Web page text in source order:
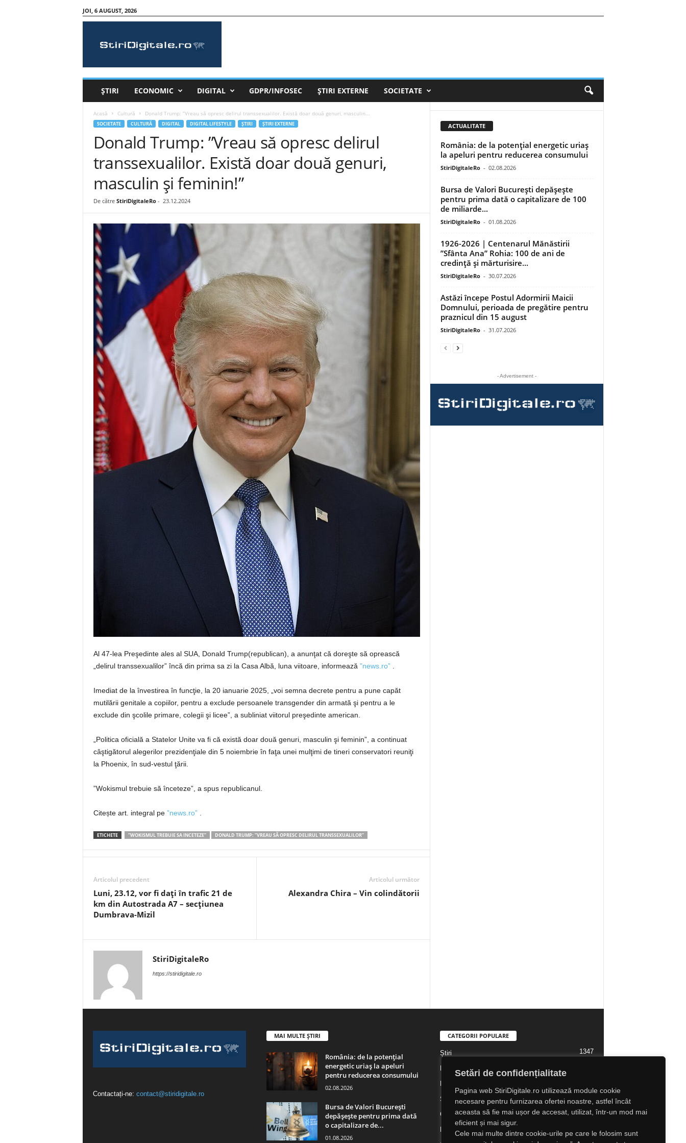
Setări de confidențialitate
Pagina web StiriDigitale.ro utilizează module cookie
necesare pentru furnizarea ofertei noastre, astfel încât
aceasta să fie mai ușor de accesat, utilizat, într-un mod mai
eficient și mai sigur.
Cele mai multe dintre cookie-urile pe care le folosim sunt
JOI, 6 AUGUST, 2026
S
ȘTIRI ECONOMIC DIGITAL GDPR/INFOSEC ȘTIRI EXTERNE SOCIETATE
Acasă Cultură Donald Trump: ”Vreau să opresc delirul transsexualilor. Există doar două genuri, masculin...
SOCIETATE CULTURĂ DIGITAL DIGITAL LIFESTYLE ȘTIRI ȘTIRI EXTERNE
Donald Trump: ”Vreau să opresc delirul
transsexualilor. Există doar două genuri,
masculin şi feminin!”
De către StiriDigitaleRo- 23.12.2024
Al 47-lea Preşedinte ales al SUA, Donald Trump(republican), a anunţat că doreşte să oprească
„delirul transsexualilor” încă din prima sa zi la Casa Albă, luna viitoare, informează ”news.ro”.
Imediat de la învestirea în funcţie, la 20 ianuarie 2025, „voi semna decrete pentru a pune capăt
mutilării genitale a copiilor, pentru a exclude persoanele transgender din armată şi pentru a le
exclude din şcolile primare, colegii şi licee”, a subliniat viitorul preşedinte american.
„Politica oficială a Statelor Unite va fi că există doar două genuri, masculin şi feminin”, a continuat
câştigătorul alegerilor prezidenţiale din 5 noiembrie în faţa unei mulţimi de tineri conservatori reuniţi
la Phoenix, în sud-vestul ţării.
”Wokismul trebuie să înceteze”, a spus republicanul.
Citește art. integral pe ”news.ro”.
ETICHETE ”WOKISMUL TREBUIE SA INCETEZE” DONALD TRUMP: ”VREAU SĂ OPRESC DELIRUL TRANSSEXUALILOR”
Articolul precedent
Luni, 23.12, vor fi dați în trafic 21 de
km din Autostrada A7 – secțiunea
Dumbrava-Mizil
Articolul următor
Alexandra Chira – Vin colindătorii
StiriDigitaleRo
https://stiridigitale.ro
ACTUALITATE
România: de la potențial energetic uriaș
la apeluri pentru reducerea consumului
StiriDigitaleRo - 02.08.2026
Bursa de Valori București depășește
pentru prima dată o capitalizare de 100
de miliarde...
StiriDigitaleRo - 01.08.2026
1926-2026 | Centenarul Mănăstirii
”Sfânta Ana” Rohia: 100 de ani de
credință și mărturisire...
StiriDigitaleRo - 30.07.2026
Astăzi începe Postul Adormirii Maicii
Domnului, perioada de pregătire pentru
praznicul din 15 august
StiriDigitaleRo - 31.07.2026
- Advertisement -
Contactați-ne: contact@stiridigitale.ro
MAI MULTE ȘTIRI
România: de la potențial
energetic uriaș la apeluri
pentru reducerea consumului
02.08.2026
Bursa de Valori București
depășește pentru prima dată
o capitalizare de...
01.08.2026
CATEGORII POPULARE
Știri 1347
Digital Lifestyle
Societate
Cultură 825
Religie